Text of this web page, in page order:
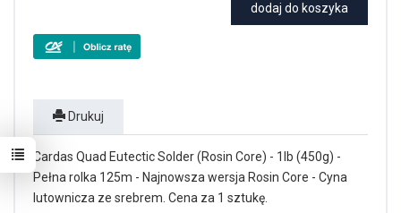
dodaj do koszyka
Drukuj
Cardas Quad Eutectic Solder (Rosin Core) - 1lb (450g) -
Pełna rolka 125m - Najnowsza wersja Rosin Core - Cyna
lutownicza ze srebrem. Cena za 1 sztukę.